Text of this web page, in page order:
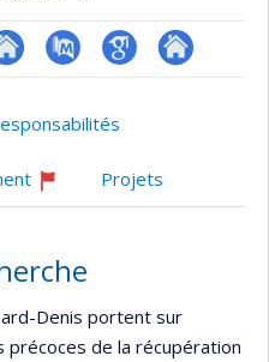
PubMedGoogleAutre
Ce
Projets
Denis portent sur
précoces de la récupération